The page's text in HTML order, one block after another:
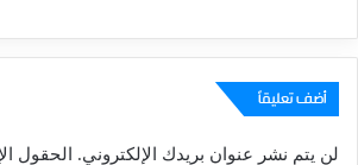
أضف تعليقاً
لن يتم نشر عنوان بريدك الإلكتروني. الحقول